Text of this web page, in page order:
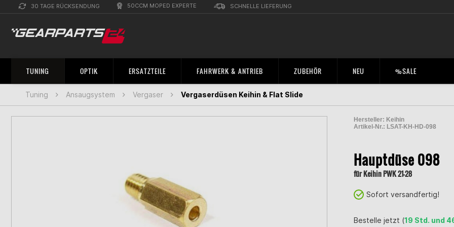
30 TAGE RÜCKSENDUNG 50CCM MOPED EXPERTE SCHNELLE LIEFERUNG
TUNING OPTIK ERSATZTEILE FAHRWERK & ANTRIEB ZUBEHÖR NEU %SALE
Tuning Ansaugsystem Vergaser Vergaserdüsen Keihin & Flat Slide
Hersteller: Keihin
Artikel-Nr.: LSAT-KH-HD-098
Hauptdüse 098
für Keihin PWK 21-28
Sofort versandfertig!
Bestelle jetzt (19 Std. und